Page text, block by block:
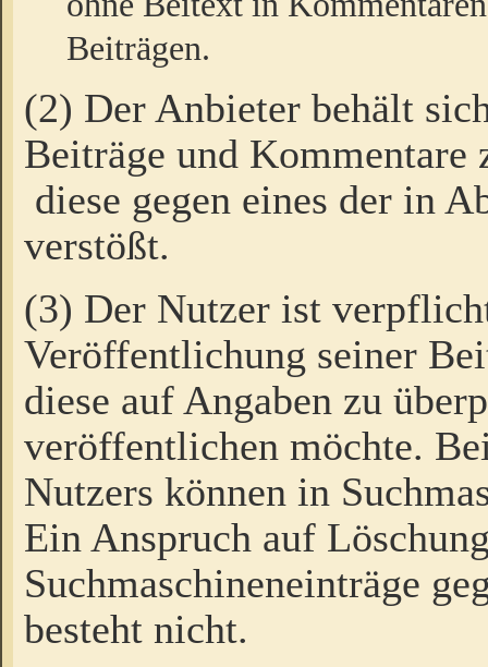
Beiträgen.
(2) Der Anbieter behält
Beiträge und Kommentare
diese gegen eines der in
verstößt.
(3) Der Nutzer ist
Veröffentlichung seiner
diese auf Angaben zu
veröffentlichen möchte.
Nutzers können in
Ein Anspruch auf
Suchmaschineneinträge
besteht nicht.